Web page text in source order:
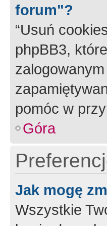
forum"?
“Usuń
phpBB3,
pomóc w
Góra
Jak mogę
Wszystkie